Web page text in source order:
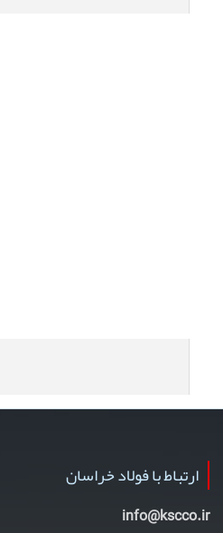
ارتباط با فولاد خراسان
info@kscco.ir